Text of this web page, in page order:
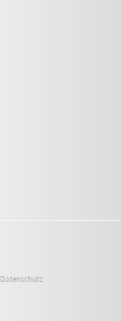
Datenschutz